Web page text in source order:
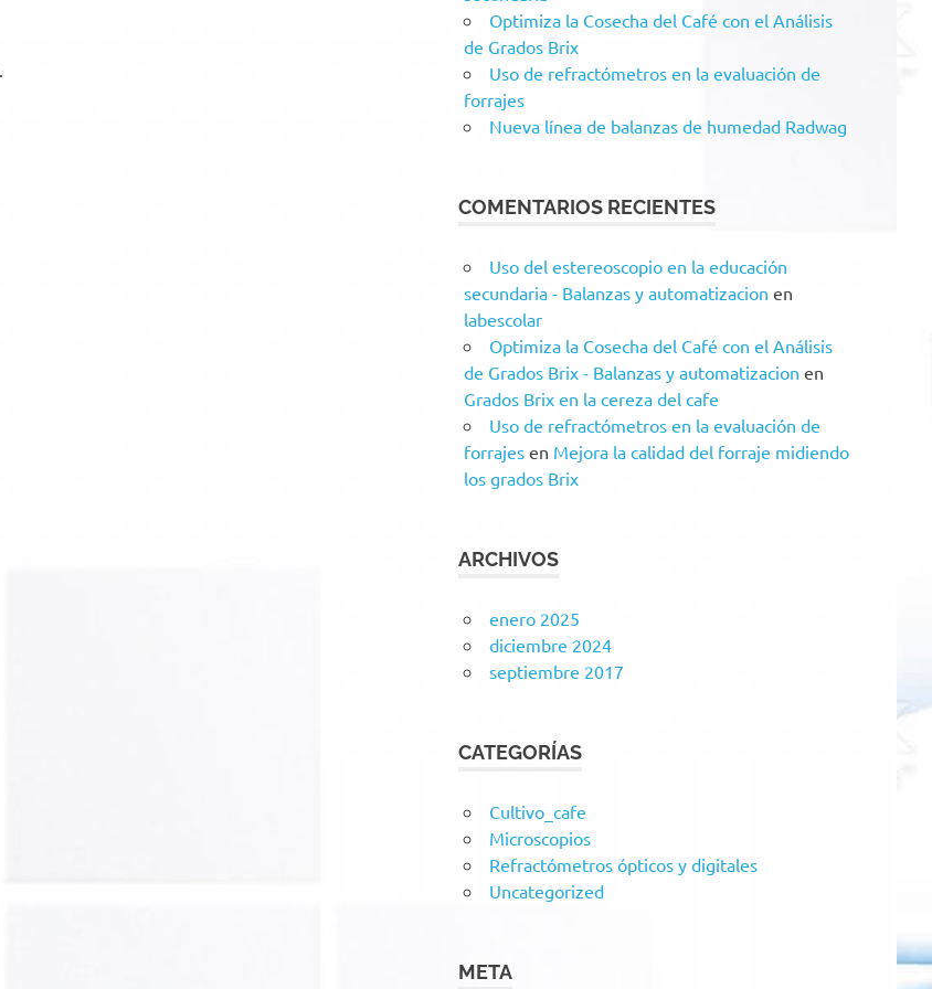
Optimiza la Cosecha del Café con el Análisis
de Grados Brix
Uso de refractómetros en la evaluación de
forrajes
Nueva línea de balanzas de humedad Radwag
COMENTARIOS RECIENTES
Uso del estereoscopio en la educación
secundaria - Balanzas y automatizacion en
labescolar
Optimiza la Cosecha del Café con el Análisis
de Grados Brix - Balanzas y automatizacion en
Grados Brix en la cereza del cafe
Uso de refractómetros en la evaluación de
forrajes en Mejora la calidad del forraje midiendo
los grados Brix
ARCHIVOS
enero 2025
diciembre 2024
septiembre 2017
CATEGORÍAS
Cultivo_cafe
Microscopios
Refractómetros ópticos y digitales
Uncategorized
META